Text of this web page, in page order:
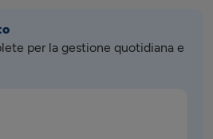
per la gestione quotidiana e